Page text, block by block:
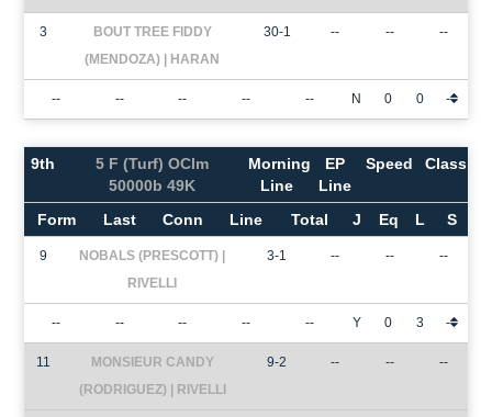
3
BOUT TREE FIDDY
(MENDOZA) | HARAN
30-1 -- -- --
-- -- -- -- -- N 0 0 -
9th
5 F (Turf) OClm
50000b 49K
Morning
Line
EP
Line
Speed Class
Form Last Conn Line Total J Eq L S
9
NOBALS (PRESCOTT) |
RIVELLI
3-1 -- -- --
-- -- -- -- -- Y 0 3 -
11
MONSIEUR CANDY
(RODRIGUEZ) | RIVELLI
9-2 -- -- --